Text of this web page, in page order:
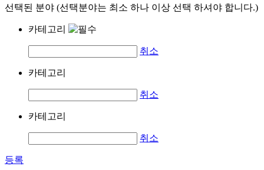
선택된 분야 (선택분야는 최소 하나 이상 선택 하셔야 합니다.)
카테고리
취소
카테고리
취소
카테고리
취소
등록